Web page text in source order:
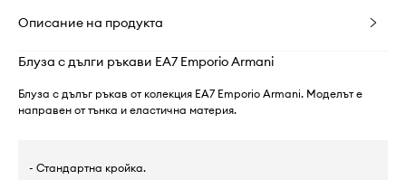
Описание на продукта
Блуза с дълги ръкави EA7 Emporio Armani
Блуза с дълъг ръкав от колекция EA7 Emporio Armani. Моделът е
направен от тънка и еластична материя.
- Стандартна кройка.